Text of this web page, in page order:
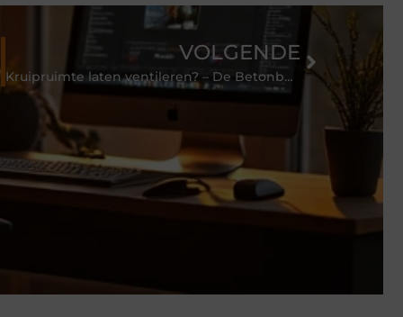
VOLGENDE
Kruipruimte laten ventileren? – De Betonboorder